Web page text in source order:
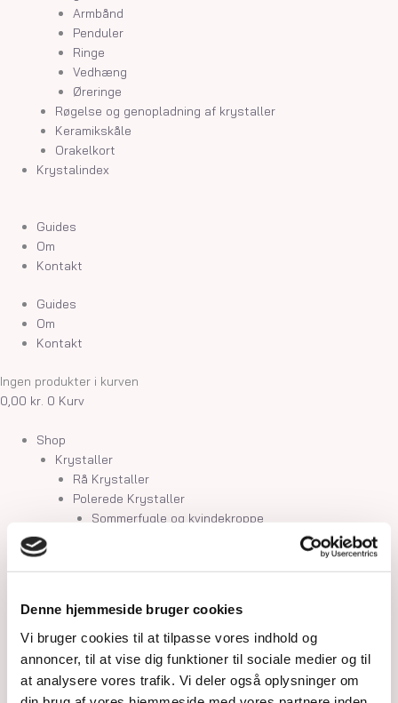
Denne hjemmeside bruger cookies
Vi bruger cookies til at tilpasse vores indhold og
annoncer, til at vise dig funktioner til sociale medier og til
at analysere vores trafik. Vi deler også oplysninger om
Armbånd
Penduler
Ringe
Vedhæng
Øreringe
Røgelse og genopladning af krystaller
Keramikskåle
Orakelkort
Krystalindex
Guides
Om
Kontakt
Guides
Om
Kontakt
Ingen produkter i kurven
0,00 kr. 0 Kurv
Shop
Krystaller
Rå Krystaller
Polerede Krystaller
Sommerfugle og kvindekroppe
Søheste, delfiner, fisk og skildpadder
Måner, stjerner og kuber
Gua Sha og Worrystone
Lommesten
Palmstone
Kugler